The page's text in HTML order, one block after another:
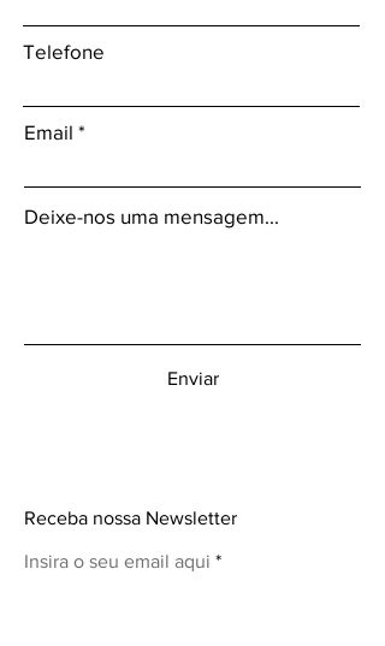
Telefone
Email
Deixe-nos uma mensagem...
Enviar
Receba nossa Newsletter
Insira o seu email aqui